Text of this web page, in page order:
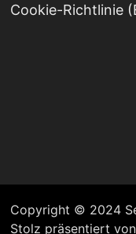
Cookie-Richtlinie
Copyright © 2024
Stolz präsentiert